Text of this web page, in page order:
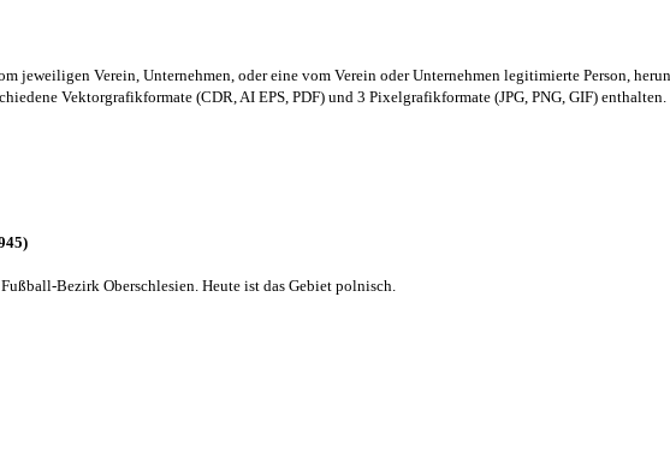
jeweiligen Verein, Unternehmen, oder eine vom Verein oder Unternehmen legitimierte Person,
Vektorgrafikformate (CDR, AI EPS, PDF) und 3 Pixelgrafikformate (JPG, PNG, GIF) enthalten.
Bezirk Oberschlesien. Heute ist das Gebiet polnisch.